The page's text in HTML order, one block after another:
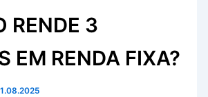
RENDE 3
EM RENDA FIXA?